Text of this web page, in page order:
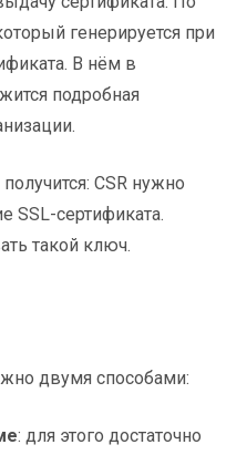
генерируется при
В нём в
подробная
CSR нужно
SSL-сертификата.
такой ключ.
двумя способами:
: для этого достаточно